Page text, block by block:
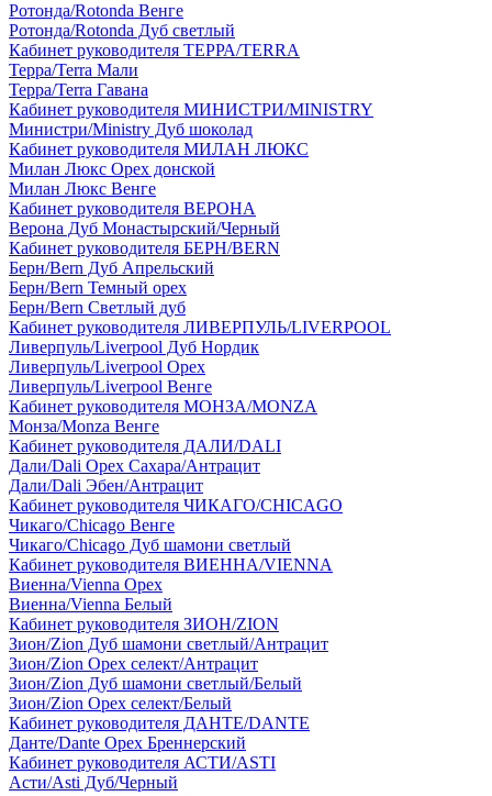
Ротонда/Rotonda Венге
Ротонда/Rotonda Дуб светлый
Кабинет руководителя ТЕРРА/TERRA
Терра/Terra Мали
Терра/Terra Гавана
Кабинет руководителя МИНИСТРИ/MINISTRY
Министри/Ministry Дуб шоколад
Кабинет руководителя МИЛАН ЛЮКС
Милан Люкс Орех донской
Милан Люкс Венге
Кабинет руководителя ВЕРОНА
Верона Дуб Монастырский/Черный
Кабинет руководителя БЕРН/BERN
Берн/Bern Дуб Апрельский
Берн/Bern Темный орех
Берн/Bern Светлый дуб
Кабинет руководителя ЛИВЕРПУЛЬ/LIVERPOOL
Ливерпуль/Liverpool Дуб Нордик
Ливерпуль/Liverpool Орех
Ливерпуль/Liverpool Венге
Кабинет руководителя МОНЗА/MONZA
Монза/Monza Венге
Кабинет руководителя ДАЛИ/DALI
Дали/Dali Орех Cахара/Антрацит
Дали/Dali Эбен/Антрацит
Кабинет руководителя ЧИКАГО/CHICAGO
Чикаго/Chicago Венге
Чикаго/Chicago Дуб шамони светлый
Кабинет руководителя ВИЕННА/VIENNA
Виенна/Vienna Орех
Виенна/Vienna Белый
Кабинет руководителя ЗИОН/ZION
Зион/Zion Дуб шамони светлый/Антрацит
Зион/Zion Орех селект/Антрацит
Зион/Zion Дуб шамони светлый/Белый
Зион/Zion Орех селект/Белый
Кабинет руководителя ДАНТЕ/DANTE
Данте/Dante Орех Бреннерский
Кабинет руководителя АСТИ/ASTI
Асти/Asti Дуб/Черный